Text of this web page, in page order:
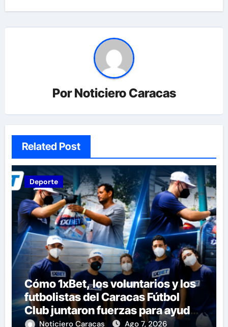
PorNoticiero Caracas
Related Post
Deporte
Cómo 1xBet, los voluntarios y los
futbolistas del Caracas Fútbol
Club juntaron fuerzas para ayudar
a las familias de Venezuela
Noticiero Caracas Ago 7, 2026